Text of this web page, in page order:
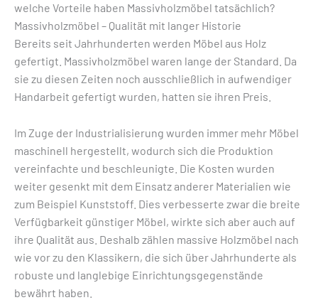
welche Vorteile haben Massivholzmöbel tatsächlich?
Massivholzmöbel – Qualität mit langer Historie
Bereits seit Jahrhunderten werden Möbel aus Holz
gefertigt. Massivholzmöbel waren lange der Standard. Da
sie zu diesen Zeiten noch ausschließlich in aufwendiger
Handarbeit gefertigt wurden, hatten sie ihren Preis.
Im Zuge der Industrialisierung wurden immer mehr Möbel
maschinell hergestellt, wodurch sich die Produktion
vereinfachte und beschleunigte. Die Kosten wurden
weiter gesenkt mit dem Einsatz anderer Materialien wie
zum Beispiel Kunststoff. Dies verbesserte zwar die breite
Verfügbarkeit günstiger Möbel, wirkte sich aber auch auf
ihre Qualität aus. Deshalb zählen massive Holzmöbel nach
wie vor zu den Klassikern, die sich über Jahrhunderte als
robuste und langlebige Einrichtungsgegenstände
bewährt haben.